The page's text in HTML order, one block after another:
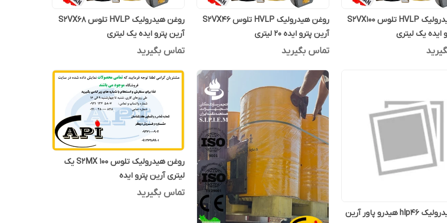
روغن هیدرولیک HVLP تلوس S2VX100
ایده یک لیتری
روغن هیدرولیک HVLP تلوس S2VX46
آرین پترو ایده 20 لیتری
تماس بگیرید
روغن هیدرولیک HVLP تلوس S2VX68
آرین پترو ایده یک لیتری
تماس بگیرید
روغن هیدرولیک hlp46 هیدرو پاور آرین
روغن هیدرولیک تلوس S2MX 100 یک
لیتری آرین پترو ایده
تماس بگیرید